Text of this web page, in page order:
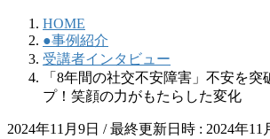
HOME
●事例紹介
受講者インタビュー
「8年間の社交不安障害」不安を突
プ！笑顔の力がもたらした変化
2024年11月9日 / 最終更新日時 : 2024年11